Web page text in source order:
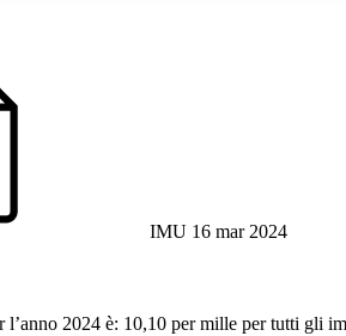
IMU 16 mar 2024
2024 è: 10,10 per mille per tutti gli